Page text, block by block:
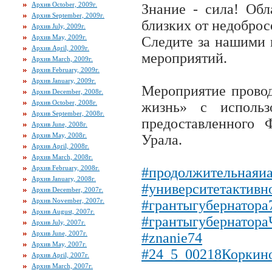
Архив October, 2009г.
Архив September, 2009г.
Архив July, 2009г.
Архив May, 2009г.
Архив April, 2009г.
Архив March, 2009г.
Архив February, 2009г.
Архив January, 2009г.
Архив December, 2008г.
Архив October, 2008г.
Архив September, 2008г.
Архив June, 2008г.
Архив May, 2008г.
Архив April, 2008г.
Архив March, 2008г.
Архив February, 2008г.
Архив January, 2008г.
Архив December, 2007г.
Архив November, 2007г.
Архив August, 2007г.
Архив July, 2007г.
Архив June, 2007г.
Архив May, 2007г.
Архив April, 2007г.
Архив March, 2007г.
Знание - сила!
близких от
Следите за нашими
мероприятий.
Мероприятие
жизнь» с
Урала.
#znanie74